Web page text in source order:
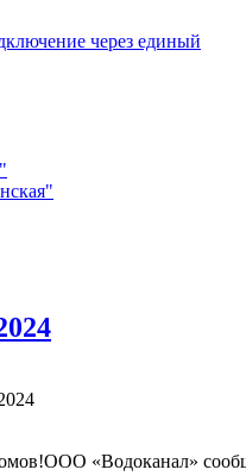
через единый
«Водоканал»